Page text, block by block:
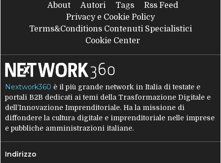
About Autori Tags
Rss Feed
Privacy e Cookie Policy
Terms&Conditions Contenuti Specialistici
Cookie Center
Nextwork360 è il più grande network in Italia di testate e
portali B2B dedicati ai temi della Trasformazione Digitale e
dell’Innovazione Imprenditoriale. Ha la missione di
diffondere la cultura digitale e imprenditoriale nelle imprese
e pubbliche amministrazioni italiane.
Indirizzo